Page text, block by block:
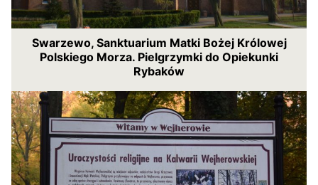
Swarzewo, Sanktuarium Matki Bożej Królowej
Polskiego Morza. Pielgrzymki do Opiekunki
Rybaków